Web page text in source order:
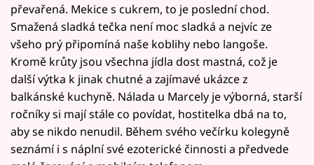
převařená. Mekice s cukrem, to je poslední chod.
Smažená sladká tečka není moc sladká a nejvíc ze
všeho prý připomíná naše koblihy nebo langoše.
Kromě krůty jsou všechna jídla dost mastná, což je
další výtka k jinak chutné a zajímavé ukázce z
balkánské kuchyně. Nálada u Marcely je výborná, starší
ročníky si mají stále co povídat, hostitelka dbá na to,
aby se nikdo nenudil. Během svého večírku kolegyně
seznámí i s náplní své ezoterické činnosti a předvede